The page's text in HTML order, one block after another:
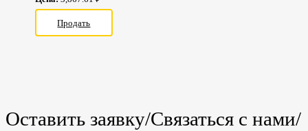
Продать
Оставить заявку/Связаться с нами/